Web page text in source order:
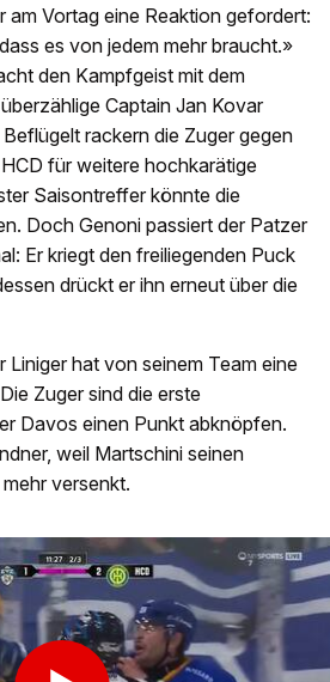
am Vortag eine Reaktion gefordert:
es von jedem mehr braucht.»
den Kampfgeist mit dem
Captain Jan Kovar
rackern die Zuger gegen
für weitere hochkarätige
Saisontreffer könnte die
Doch Genoni passiert der Patzer
Er kriegt den freiliegenden Puck
drückt er ihn erneut über die
Liniger hat von seinem Team eine
Zuger sind die erste
Davos einen Punkt abknöpfen.
weil Martschini seinen
versenkt.